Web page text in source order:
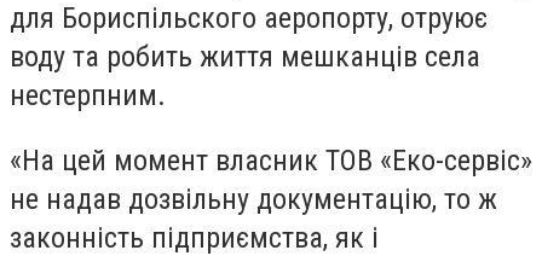
для Бориспільского аеропорту, отруює
воду та робить життя мешканців села
нестерпним.
«На цей момент власник ТОВ «Еко-сервіс»
не надав дозвільну документацію, то ж
законність підприємства, як і